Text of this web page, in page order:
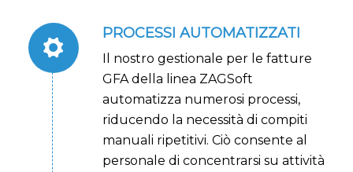
PROCESSI AUTOMATIZZATI
Il nostro gestionale per le fatture
GFA della linea ZAGSoft
automatizza numerosi processi,
riducendo la necessità di compiti
manuali ripetitivi. Ciò consente al
personale di concentrarsi su attività